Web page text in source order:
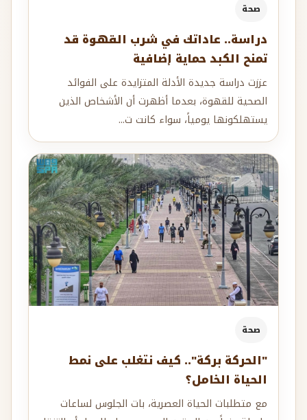
صحة
دراسة.. عاداتك في شرب القهوة قد
تمنح الكبد حماية إضافية
عززت دراسة جديدة الأدلة المتزايدة على الفوائد
الصحية للقهوة، بعدما أظهرت أن الأشخاص الذين
يستهلكونها يومياً، سواء كانت ت...
صحة
"الحركة بركة".. كيف نتغلب على نمط
الحياة الخامل؟
مع متطلبات الحياة العصرية، بات الجلوس لساعات